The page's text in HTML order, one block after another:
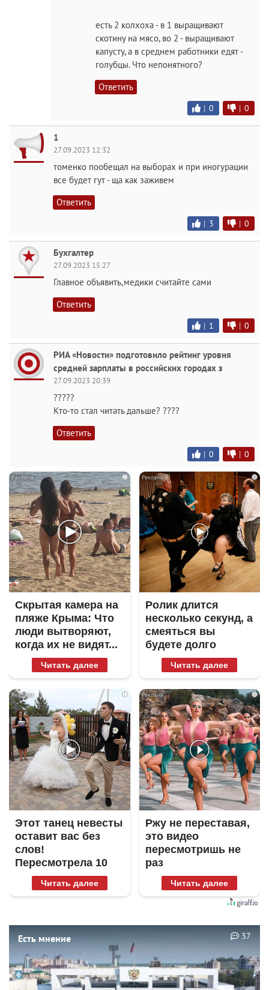
есть 2 колхоха - в 1 выращивают
скотину на мясо, во 2 - выращивают
капусту, а в среднем работники едят -
голубцы. Что непонятного?
Ответить
| 0 | 0
1
27.09.2023 12:32
томенко пообещал на выборах и при иногурации
все будет гут - ща как заживем
Ответить
| 3 | 0
Бухгалтер
27.09.2023 15:27
Главное объявить,медики считайте сами
Ответить
| 1 | 0
РИА «Новости» подготовило рейтинг уровня
средней зарплаты в российских городах з
27.09.2023 20:39
?????
Кто-то стал читать дальше? ????
Ответить
| 0 | 0
i
Скрытая камера на
пляже Крыма: Что
люди вытворяют,
когда их не видят...
Читать далее
i
Ролик длится
несколько секунд, а
смеяться вы
будете долго
Читать далее
i
Этот танец невесты
оставит вас без
слов!
Пересмотрела 10
раз
Читать далее
i
Ржу не переставая,
это видео
пересмотришь не
раз
Читать далее
Есть мнение 37